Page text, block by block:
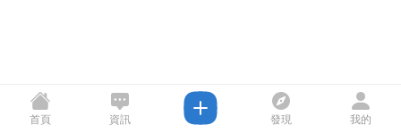
首頁 資訊 發現 我的